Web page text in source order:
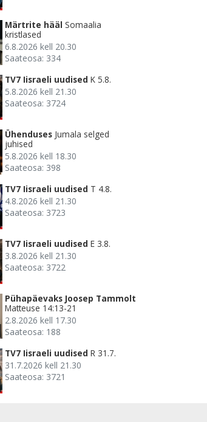
Märtrite hääl Somaalia
kristlased
6.8.2026 kell 20.30
Saateosa: 334
TV7 Iisraeli uudised K 5.8.
5.8.2026 kell 21.30
Saateosa: 3724
Ühenduses Jumala selged
juhised
5.8.2026 kell 18.30
Saateosa: 398
TV7 Iisraeli uudised T 4.8.
4.8.2026 kell 21.30
Saateosa: 3723
TV7 Iisraeli uudised E 3.8.
3.8.2026 kell 21.30
Saateosa: 3722
Pühapäevaks Joosep Tammolt
Matteuse 14:13-21
2.8.2026 kell 17.30
Saateosa: 188
TV7 Iisraeli uudised R 31.7.
31.7.2026 kell 21.30
Saateosa: 3721